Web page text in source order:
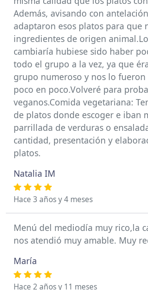
Además, avisando con
adaptaron esos platos para que
ingredientes de origen
cambiaría hubiese sido haber
todo el grupo a la vez, ya que
grupo numeroso y nos lo fueron
poco en poco.Volveré para
veganos.Comida vegetariana:
de platos donde escoger e iban
parrillada de verduras o
cantidad, presentación y
platos.
Natalia IM
Hace 3 años y 4 meses
Menú del mediodía muy rico,la
nos atendió muy amable. Muy
María
Hace 2 años y 11 meses